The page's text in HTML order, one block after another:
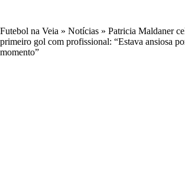
Futebol na Veia » Notícias » Patricia Maldaner
primeiro gol com profissional: “Estava ansiosa
momento”